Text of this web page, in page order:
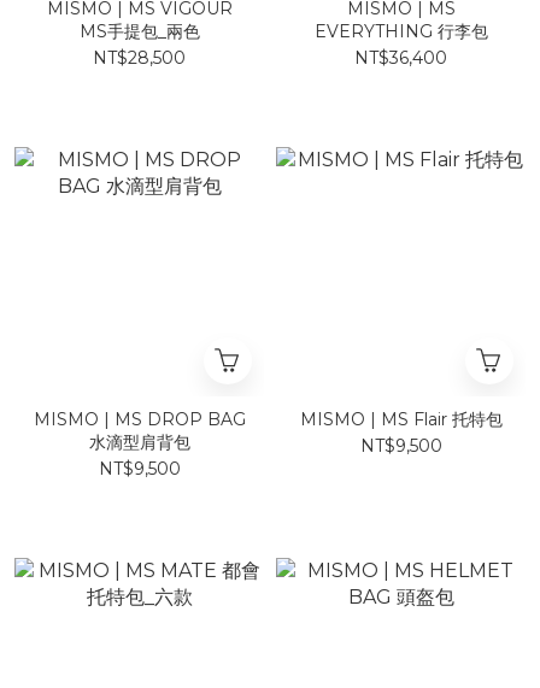
MISMO | MS VIGOUR
MS手提包_兩色
NT$28,500
MISMO | MS
EVERYTHING 行李包
NT$36,400
MISMO | MS DROP BAG
水滴型肩背包
NT$9,500
MISMO | MS Flair 托特包
NT$9,500